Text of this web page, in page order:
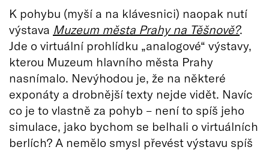
K pohybu (myší a na klávesnici) naopak nutí
výstava Muzeum města Prahy na Těšnově?.
Jde o virtuální prohlídku „analogové“ výstavy,
kterou Muzeum hlavního města Prahy
nasnímalo. Nevýhodou je, že na některé
exponáty a drobnější texty nejde vidět. Navíc
co je to vlastně za pohyb – není to spíš jeho
simulace, jako bychom se belhali o virtuálních
berlích? A nemělo smysl převést výstavu spíš